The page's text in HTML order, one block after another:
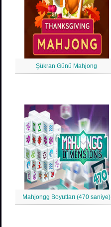
Şükran Günü Mahjong
Mahjongg Boyutları (470 saniye)